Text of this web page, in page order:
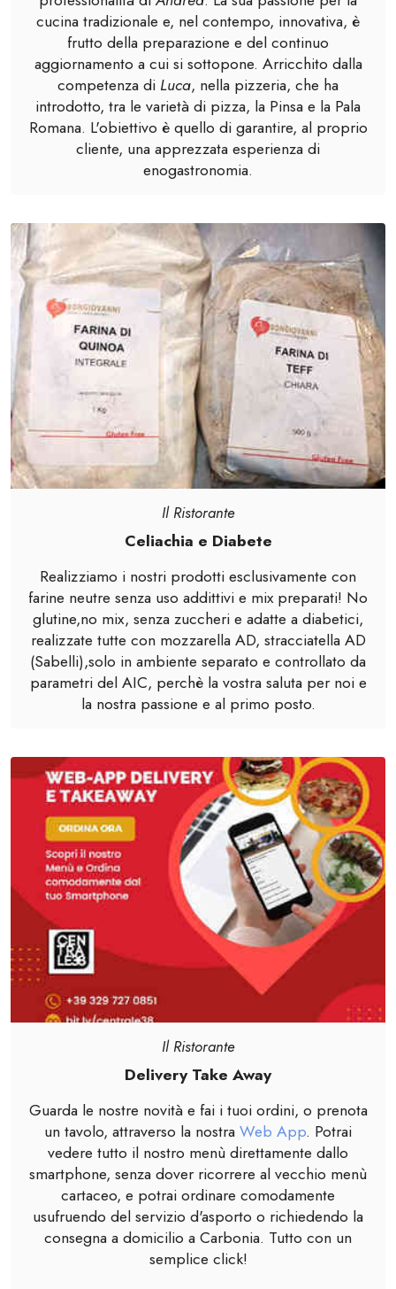
cucina tradizionale e, nel contempo, innovativa, è
frutto della preparazione e del continuo
aggiornamento a cui si sottopone. Arricchito dalla
competenza di Luca, nella pizzeria, che ha
introdotto, tra le varietà di pizza, la Pinsa e la Pala
Romana. L'obiettivo è quello di garantire, al proprio
cliente, una apprezzata esperienza di
enogastronomia.
Il Ristorante
Celiachia e Diabete
Realizziamo i nostri prodotti esclusivamente con
farine neutre senza uso addittivi e mix preparati! No
glutine,no mix, senza zuccheri e adatte a diabetici,
realizzate tutte con mozzarella AD, stracciatella AD
(Sabelli),solo in ambiente separato e controllato da
parametri del AIC, perchè la vostra saluta per noi e
la nostra passione e al primo posto.
Il Ristorante
Delivery Take Away
Guarda le nostre novità e fai i tuoi ordini, o prenota
un tavolo, attraverso la nostraWeb App. Potrai
vedere tutto il nostro menù direttamente dallo
smartphone, senza dover ricorrere al vecchio menù
cartaceo, e potrai ordinare comodamente
usufruendo del servizio d'asporto o richiedendo la
consegna a domicilio a Carbonia. Tutto con un
semplice click!